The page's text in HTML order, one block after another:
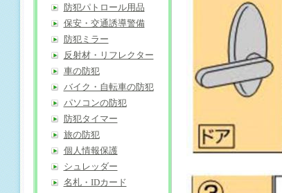
防犯パトロール用品
保安・交通誘導警備
防犯ミラー
反射材・リフレクター
車の防犯
バイク・自転車の防犯
パソコンの防犯
防犯タイマー
旅の防犯
個人情報保護
シュレッダー
名札・IDカード